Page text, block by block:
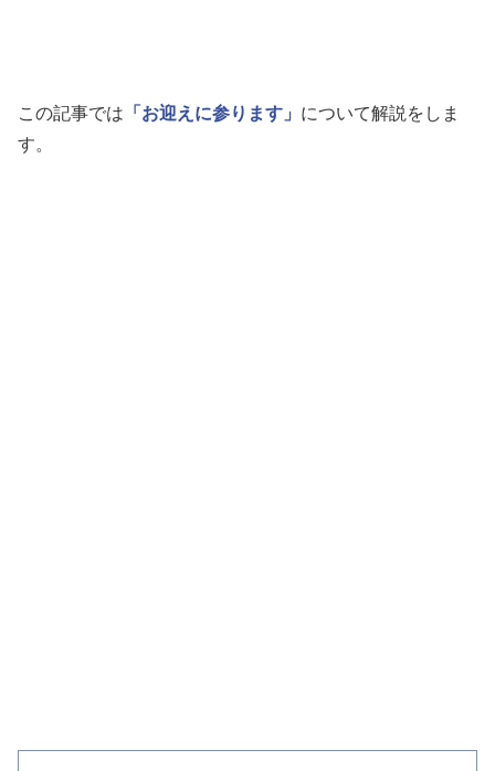
この記事では 「お迎えに参ります」 について解説をしま
す。